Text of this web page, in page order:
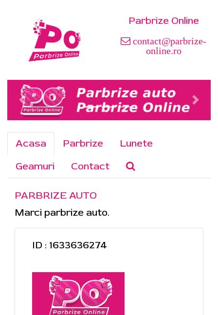
Parbrize Online
contact@parbrize-
online.ro
Acasa Parbrize
Lunete
Geamuri
Contact
PARBRIZE AUTO
Marci parbrize auto.
ID : 1633636274